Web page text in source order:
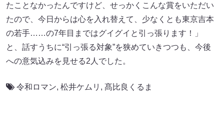
たことなかったんですけど、せっかくこんな賞をいただい
たので、今日からは心を入れ替えて、少なくとも東京吉本
の若手……の7年目まではグイグイと引っ張ります！」
と、話すうちに“引っ張る対象”を狭めていきつつも、今後
への意気込みを見せる2人でした。
令和ロマン, 松井ケムリ , 髙比良くるま